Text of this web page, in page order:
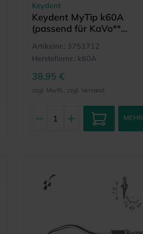
Keydent
Keydent MyTip k60A
(passend für KaVo**
Schallgeräte)
Artikelnr.: 3751712
Herstellernr.: k60A
38,95 €
zzgl. MwSt., zzgl. Versand